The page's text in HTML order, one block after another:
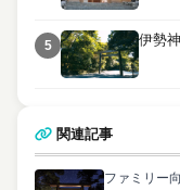
5 伊勢
関連記事
ファミリー